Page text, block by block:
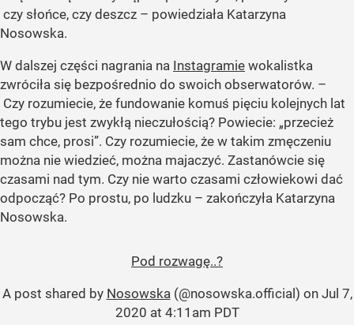
czy słońce, czy deszcz – powiedziała Katarzyna
Nosowska.
W dalszej części nagrania na Instagramie wokalistka
zwróciła się bezpośrednio do swoich obserwatorów. –
Czy rozumiecie, że fundowanie komuś pięciu kolejnych lat
tego trybu jest zwykłą nieczułością? Powiecie: „przecież
sam chce, prosi”. Czy rozumiecie, że w takim zmęczeniu
można nie wiedzieć, można majaczyć. Zastanówcie się
czasami nad tym. Czy nie warto czasami człowiekowi dać
odpocząć? Po prostu, po ludzku – zakończyła Katarzyna
Nosowska.
Pod rozwagę..?
A post shared by Nosowska (@nosowska.official) on Jul 7,
2020 at 4:11am PDT